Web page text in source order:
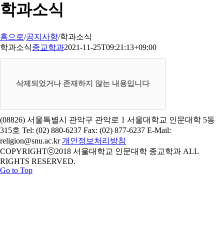
학과소식
홈으로/공지사항/학과소식
학과소식종교학과2021-11-25T09:21:13+09:00
삭제되었거나 존재하지 않는 내용입니다
(08826) 서울특별시 관악구 관악로 1 서울대학교 인문대학 5동
315호 Tel: (02) 880-6237 Fax: (02) 877-6237 E-Mail:
religion@snu.ac.kr개인정보처리방침
COPYRIGHTⓒ2018 서울대학교 인문대학 종교학과 ALL
RIGHTS RESERVED.
Go to Top